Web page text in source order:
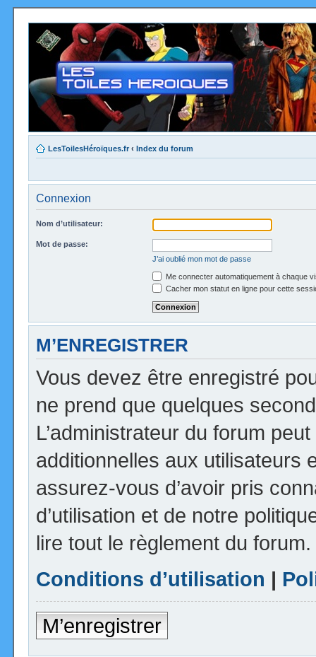
LesToilesHéroïques.fr ‹ Index du forum
Connexion
Nom d’utilisateur:
Mot de passe:
J’ai oublié mon mot de passe
Me connecter automatiquement à chaque
Cacher mon statut en ligne pour cette
M’ENREGISTRER
Vous devez être enregistré
ne prend que quelques
L’administrateur du forum
additionnelles aux utilisateurs
assurez-vous d’avoir pris
d’utilisation et de notre
lire tout le règlement du forum.
Conditions d’utilisation |
M’enregistrer